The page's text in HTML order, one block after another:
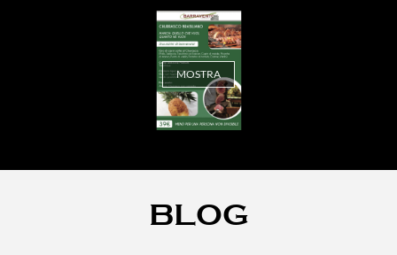
MOSTRA
BLOG